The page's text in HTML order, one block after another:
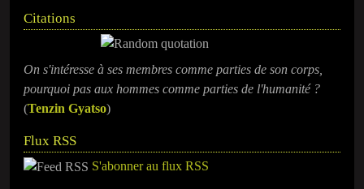
Citations
On s'intéresse à ses membres comme parties de son corps,
pourquoi pas aux hommes comme parties de l'humanité ?
(Tenzin Gyatso)
Flux RSS
S'abonner au flux RSS